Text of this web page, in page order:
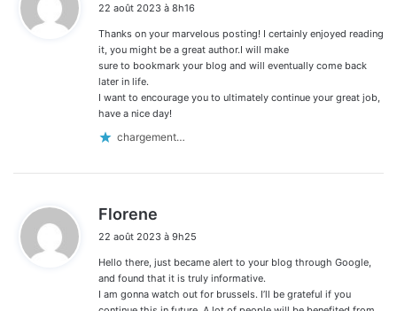
t
:
22 août 2023 à 8h16
Thanks on your marvelous posting! I certainly enjoyed reading
it, you might be a great author.I will make
sure to bookmark your blog and will eventually come back
later in life.
I want to encourage you to ultimately continue your great job,
have a nice day!
chargement…
Florene
t
:
22 août 2023 à 9h25
Hello there, just became alert to your blog through Google,
and found that it is truly informative.
I am gonna watch out for brussels. I’ll be grateful if you